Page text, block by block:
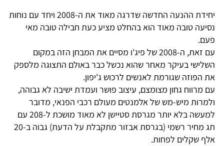
יחידת ההנעה החדשה שדרגה מאוד את ה-2008 ויחד עם נוחות
נסיעה טובה מאוד הוא בהחלט מציע כעת חבילה טובה מאי
פעם.
עם זאת, ה-2008 של פיג'ו מסיים את המבחן הזה במקום
השלישי בעיקר מאחר שהוא נכשל כבר באולם התצוגה מלספק
את הפוזה שגורמת לאנשים לרכוש ג'יפון.
עם מרווח גחון מצומצם, עיצוב פושר ועמדת ישיבה לא גבוהה,
ולמרות מיש-מש של אלמנטים מעולם רכבי הפנאי, מדובר
למעשה בלא יותר מגרסת סטיישן לא מאוד מושכת ל-208 עם
תג מחיר רשמי (בגרסת אבזור מתקבלת על הדעת) גבוה ב-20
אלף שקלים לפחות.